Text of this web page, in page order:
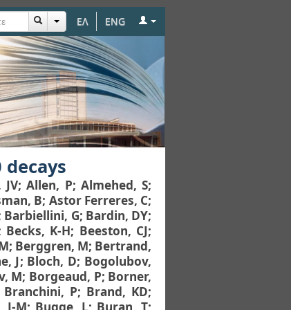
ΕΛ ENG
JV;Allen, P; Almehed, S;
B; Astor Ferreres, C;
Barbiellini, G; Bardin, DY;
Becks, K-H; Beeston, CJ;
; Berggren, M; Bertrand,
J; Bloch, D; Bogolubov,
M; Borgeaud, P; Borner,
Branchini, P; Brand, KD;